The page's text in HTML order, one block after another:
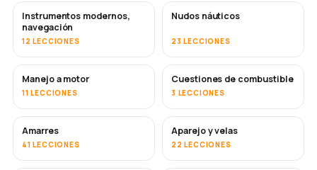
Instrumentos modernos,
navegación
12 LECCIONES
Nudos náuticos
23 LECCIONES
Manejo a motor
11 LECCIONES
Cuestiones de combustible
3 LECCIONES
Amarres
41 LECCIONES
Aparejo y velas
22 LECCIONES